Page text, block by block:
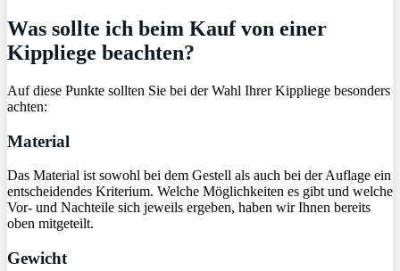
Was sollte ich beim Kauf von einer
Kippliege beachten?
Auf diese Punkte sollten Sie bei der Wahl Ihrer Kippliege besonders
achten:
Material
Das Material ist sowohl bei dem Gestell als auch bei der Auflage ein
entscheidendes Kriterium. Welche Möglichkeiten es gibt und welche
Vor- und Nachteile sich jeweils ergeben, haben wir Ihnen bereits
oben mitgeteilt.
Gewicht